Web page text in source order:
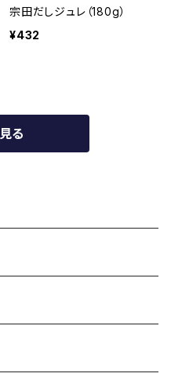
宗田だしジュレ（180g）
¥432
る